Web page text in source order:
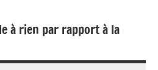
à rien par rapport à la